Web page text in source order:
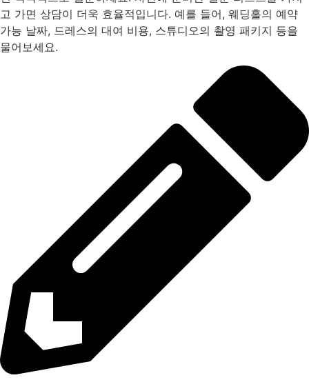
고 가면 상담이 더욱 효율적입니다. 예를 들어, 웨딩홀의 예약
가능 날짜, 드레스의 대여 비용, 스튜디오의 촬영 패키지 등을
물어보세요​.